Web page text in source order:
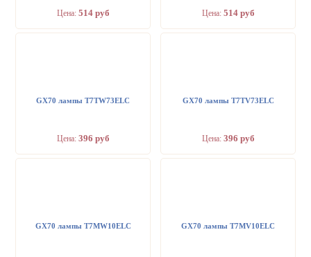
Цена: 514 руб Цена: 514 руб
GX70 лампы T7TW73ELC
Цена: 396 руб
GX70 лампы T7TV73ELC
Цена: 396 руб
GX70 лампы T7MW10ELC GX70 лампы T7MV10ELC